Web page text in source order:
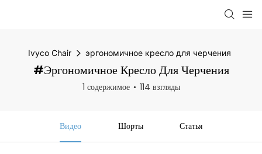
Ivyco Chair эргономичное кресло для черчения
#эргономичное Кресло Для Черчения
1 содержимое 114 взгляды
Видео Шорты Статья